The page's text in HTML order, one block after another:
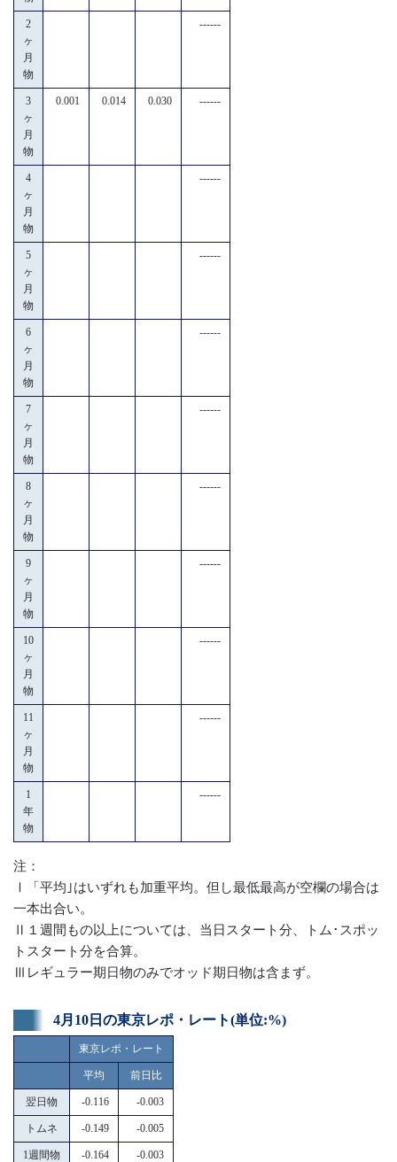
2
ヶ
月
物
------
3
ヶ
月
物
0.001 0.014 0.030 ------
4
ヶ
月
物
------
5
ヶ
月
物
------
6
ヶ
月
物
------
7
ヶ
月
物
------
8
ヶ
月
物
------
9
ヶ
月
物
------
10
ヶ
月
物
------
11
ヶ
月
物
------
1
年
物
------
注：
Ⅰ「平均｣はいずれも加重平均。但し最低最高が空欄の場合は
一本出合い。
Ⅱ１週間もの以上については、当日スタート分、トム･スポッ
トスタート分を合算。
Ⅲレギュラー期日物のみでオッド期日物は含まず。
4月10日の東京レポ・レート(単位:%)
東京レポ・レート
平均 前日比
翌日物 -0.116 -0.003
トムネ -0.149 -0.005
1週間物 -0.164 -0.003